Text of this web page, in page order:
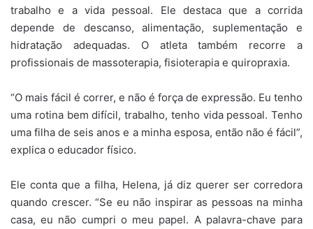
trabalho e a vida pessoal. Ele destaca que a corrida
depende de descanso, alimentação, suplementação e
hidratação adequadas. O atleta também recorre a
profissionais de massoterapia, fisioterapia e quiropraxia.
“O mais fácil é correr, e não é força de expressão. Eu tenho
uma rotina bem difícil, trabalho, tenho vida pessoal. Tenho
uma filha de seis anos e a minha esposa, então não é fácil”,
explica o educador físico.
Ele conta que a filha, Helena, já diz querer ser corredora
quando crescer. “Se eu não inspirar as pessoas na minha
casa, eu não cumpri o meu papel. A palavra-chave para